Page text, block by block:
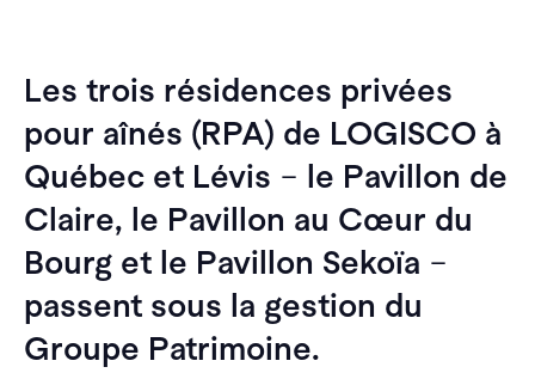
Les trois résidences privées
pour aînés (RPA) de LOGISCO à
Québec et Lévis – le Pavillon de
Claire, le Pavillon au Cœur du
Bourg et le Pavillon Sekoïa –
passent sous la gestion du
Groupe Patrimoine.